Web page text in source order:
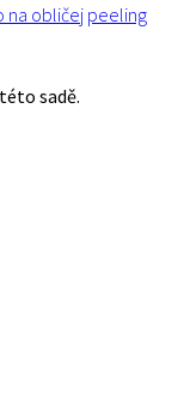
na obličejpeeling
sadě.